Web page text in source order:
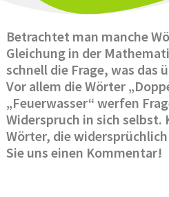
Betrachtet man manche
Gleichung in der
schnell die Frage, was das
Vor allem die Wörter
„Feuerwasser“ werfen
Widerspruch in sich selbst.
Wörter, die
Sie uns einen Kommentar!